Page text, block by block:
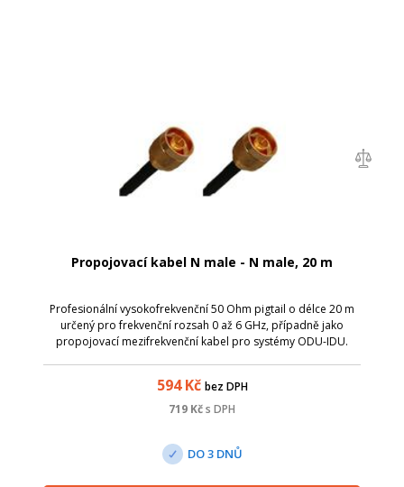
Propojovací kabel N male - N male, 20 m
Profesionální vysokofrekvenční 50 Ohm pigtail o délce 20 m
určený pro frekvenční rozsah 0 až 6 GHz, případně jako
propojovací mezifrekvenční kabel pro systémy ODU-IDU.
594Kč bez DPH
719 Kčs DPH
DO 3 DNŮ